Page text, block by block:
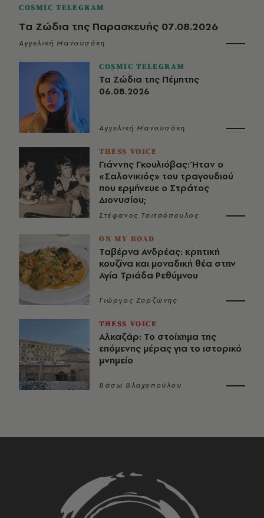
COSMIC TELEGRAM
Τα Ζώδια της Παρασκευής 07.08.2026
Αγγελική Μανουσάκη
COSMIC TELEGRAM
Τα Ζώδια της Πέμπτης
06.08.2026
Αγγελική Μανουσάκη
THESS VOICE
Γιάννης Γκουλιόβας: Ήταν ο
«Σαλονικιός» του τραγουδιού
που ερμήνευε ο Στράτος
Διονυσίου;
Στέφανος Τσιτσόπουλος
ON MY ROAD
Ταβέρνα Ανδρέας: κρητική
κουζίνα και μοναδική θέα στην
Αγία Τριάδα Ρεθύμνου
Γιώργος Ζαρζώνης
THESS VOICE
Αλκαζάρ: Το στοίχημα της
επόμενης μέρας για το ιστορικό
μνημείο
Βάσω Βλαχοπούλου